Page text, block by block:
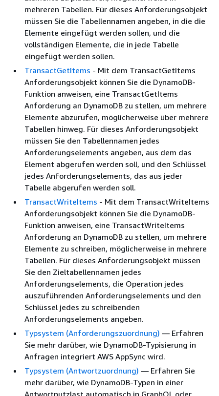
mehreren Tabellen. Für dieses Anforderungsobjekt
müssen Sie die Tabellennamen angeben, in die die
Elemente eingefügt werden sollen, und die
vollständigen Elemente, die in jede Tabelle
eingefügt werden sollen.
TransactGetItems - Mit dem TransactGetItems
Anforderungsobjekt können Sie die DynamoDB-
Funktion anweisen, eine TransactGetItems
Anforderung an DynamoDB zu stellen, um mehrere
Elemente abzurufen, möglicherweise über mehrere
Tabellen hinweg. Für dieses Anforderungsobjekt
müssen Sie den Tabellennamen jedes
Anforderungselements angeben, aus dem das
Element abgerufen werden soll, und den Schlüssel
jedes Anforderungselements, das aus jeder
Tabelle abgerufen werden soll.
TransactWriteItems - Mit dem TransactWriteItems
Anforderungsobjekt können Sie die DynamoDB-
Funktion anweisen, eine TransactWriteItems
Anforderung an DynamoDB zu stellen, um mehrere
Elemente zu schreiben, möglicherweise in mehrere
Tabellen. Für dieses Anforderungsobjekt müssen
Sie den Zieltabellennamen jedes
Anforderungselements, die Operation jedes
auszuführenden Anforderungselements und den
Schlüssel jedes zu schreibenden
Anforderungselements angeben.
Typsystem (Anforderungszuordnung) — Erfahren
Sie mehr darüber, wie DynamoDB-Typisierung in
Anfragen integriert AWS AppSync wird.
Typsystem (Antwortzuordnung) — Erfahren Sie
mehr darüber, wie DynamoDB-Typen in einer
Antwortnutzlast automatisch in GraphQL oder